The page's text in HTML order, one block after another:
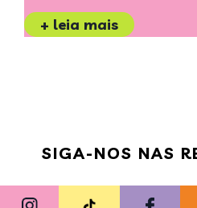
+ leia mais
SIGA-NOS NAS